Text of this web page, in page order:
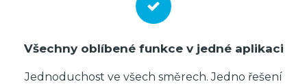
Všechny oblíbené funkce v jedné aplikaci
Jednoduchost ve všech směrech. Jedno řešení